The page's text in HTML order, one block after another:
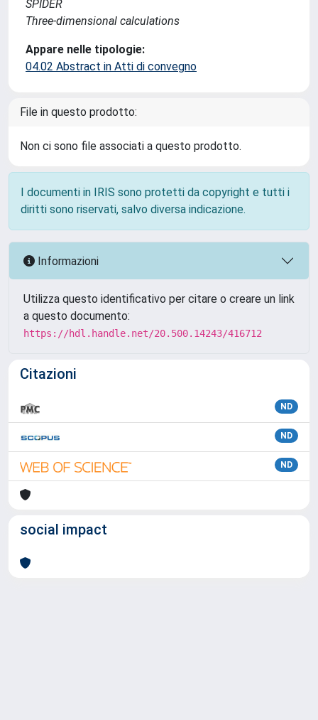
SPIDER
Three-dimensional calculations
Appare nelle tipologie:
04.02 Abstract in Atti di convegno
File in questo prodotto:
Non ci sono file associati a questo prodotto.
I documenti in IRIS sono protetti da copyright e tutti i
diritti sono riservati, salvo diversa indicazione.
Informazioni
Utilizza questo identificativo per citare o creare un link
a questo documento:
https://hdl.handle.net/20.500.14243/416712
Citazioni
ND
ND
ND
social impact